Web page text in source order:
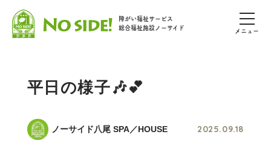
障がい福祉サービス
総合福祉施設ノーサイド
メニュー
平日の様子🎶💕
ノーサイド八尾 SPA／HOUSE 2025.09.18